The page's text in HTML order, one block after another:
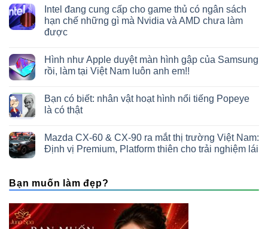
Intel đang cung cấp cho game thủ có ngân sách
hạn chế những gì mà Nvidia và AMD chưa làm
được
Hình như Apple duyệt màn hình gập của Samsung
rồi, làm tại Việt Nam luôn anh em!!
Bạn có biết: nhân vật hoạt hình nổi tiếng Popeye
là có thật
Mazda CX-60 & CX-90 ra mắt thị trường Việt Nam:
Định vị Premium, Platform thiên cho trải nghiệm lái
Bạn muốn làm đẹp?